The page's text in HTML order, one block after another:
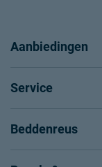
Aanbiedingen
Service
Beddenreus